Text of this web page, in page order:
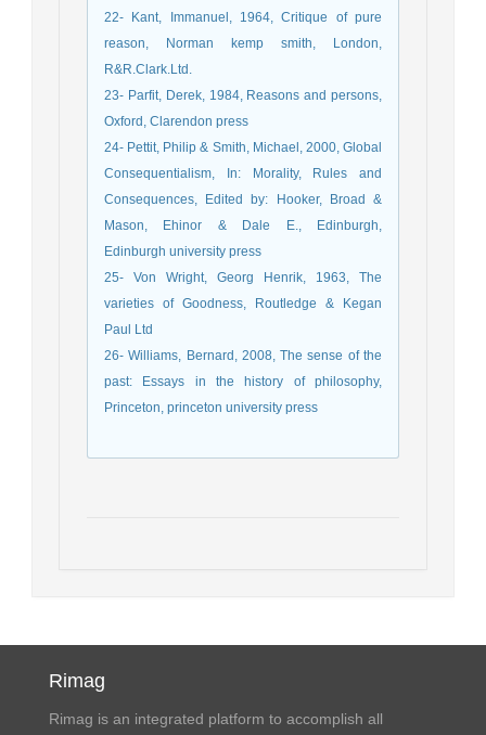
22- Kant, Immanuel, 1964, Critique of pure
reason, Norman kemp smith, London,
R&R.Clark.Ltd.
23- Parfit, Derek, 1984, Reasons and persons,
Oxford, Clarendon press
24- Pettit, Philip & Smith, Michael, 2000, Global
Consequentialism, In: Morality, Rules and
Consequences, Edited by: Hooker, Broad &
Mason, Ehinor & Dale E., Edinburgh,
Edinburgh university press
25- Von Wright, Georg Henrik, 1963, The
varieties of Goodness, Routledge & Kegan
Paul Ltd
26- Williams, Bernard, 2008, The sense of the
past: Essays in the history of philosophy,
Princeton, princeton university press
Rimag
Rimag is an integrated platform to accomplish all